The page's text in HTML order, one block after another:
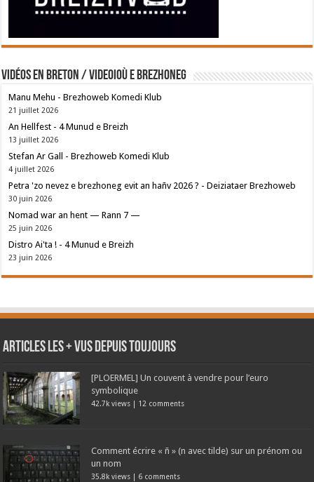
Vidéos en breton / Videoioù e brezhoneg
Manu Mehu - Brezhoweb Komedi Klub
21 juillet 2026
An Hellfest - 4 Munud e Breizh
13 juillet 2026
Stefan Ar Gall - Brezhoweb Komedi Klub
4 juillet 2026
Petra 'zo nevez e brezhoneg evit an hañv 2026 ? - Deiziataer Brezhoweb
30 juin 2026
Nomad war an hent — Rann 7 —
25 juin 2026
Distro Ai'ta ! - 4 Munud e Breizh
23 juin 2026
Articles les + vus depuis toujours
[PLOERMEL] Un couvent à vendre pour l’euro
symbolique
42.7k views | 12 comments
Comment écrire « ñ » (n avec tilde) sur un prénom ou
un nom
35.8k views | 6 comments